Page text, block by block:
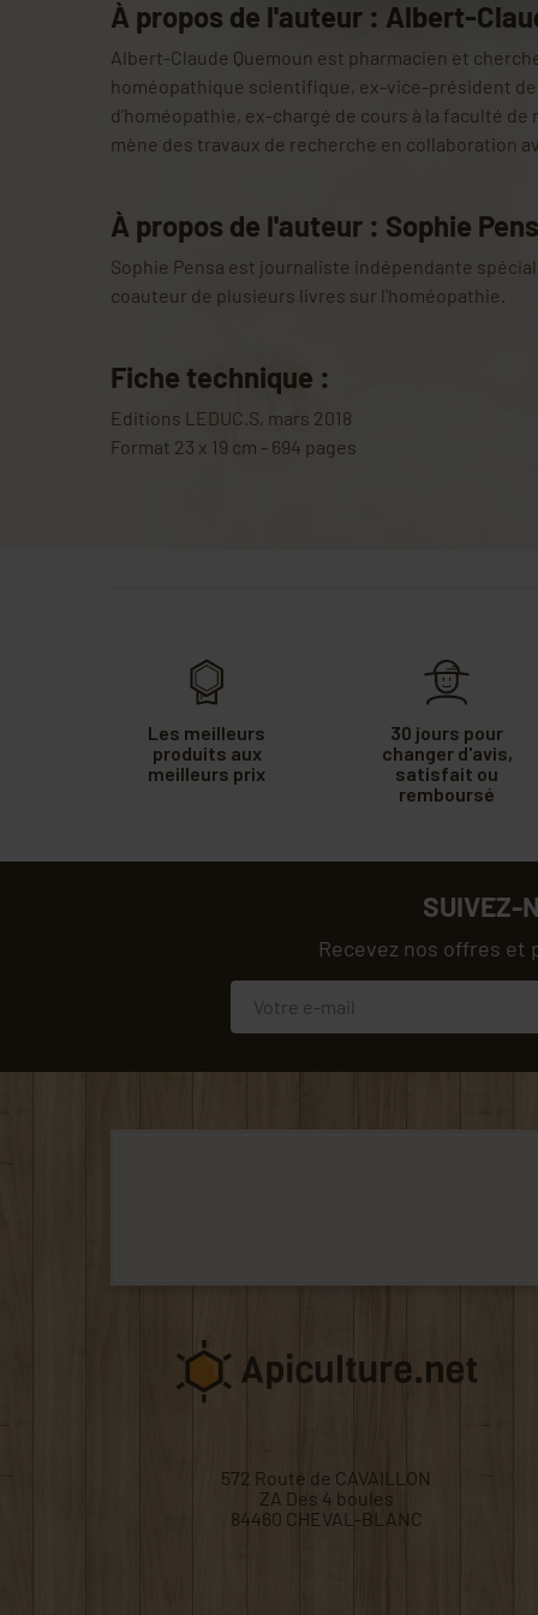
À propos de l'auteur : Albert-
Albert-Claude Quemoun est pharmacien et
homéopathique scientifique, ex-vice-président de
d’homéopathie, ex-chargé de cours à la faculté de
mène des travaux de recherche en collaboration
À propos de l'auteur : Sophie
Sophie Pensa est journaliste indépendante
coauteur de plusieurs livres sur l'homéopathie.
Fiche technique :
Editions LEDUC.S, mars 2018
Format 23 x 19 cm - 694 pages
Les meilleurs
produits aux
meilleurs prix
30 jours pour
changer d'avis,
satisfait ou
remboursé
SUIVEZ-
Recevez nos offres et
572 Route de CAVAILLON
ZA Des 4 boules
84460 CHEVAL-BLANC